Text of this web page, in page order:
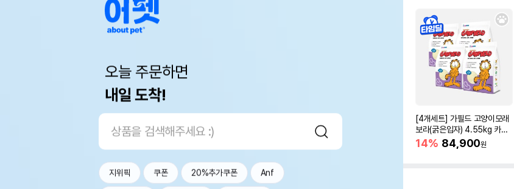
오늘 주문하면
내일 도착!
지위픽 쿠폰 20%추가쿠폰 Anf
[4개세트] 가필드 고양이모래
보라(굵은입자) 4.55kg 카사
바모래
14% 84,900원